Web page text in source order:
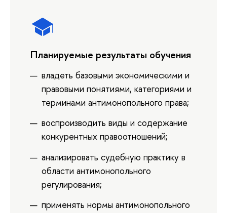
Планируемые результаты обучения
владеть базовыми экономическими и
правовыми понятиями, категориями и
терминами антимонопольного права;
воспроизводить виды и содержание
конкурентных правоотношений;
анализировать судебную практику в
области антимонопольного
регулирования;
применять нормы антимонопольного